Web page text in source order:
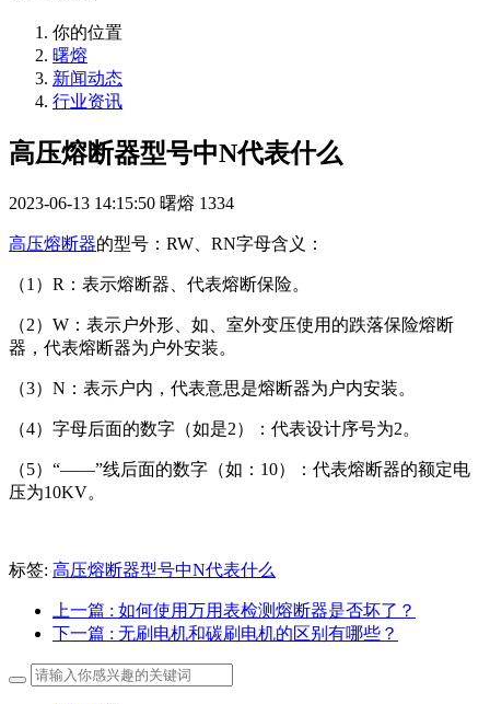
你的位置
曙熔
新闻动态
行业资讯
高压熔断器型号中N代表什么
2023-06-13 14:15:50 曙熔 1334
高压熔断器的型号：RW、RN字母含义：
（1）R：表示熔断器、代表熔断保险。
（2）W：表示户外形、如、室外变压使用的跌落保险熔断
器，代表熔断器为户外安装。
（3）N：表示户内，代表意思是熔断器为户内安装。
（4）字母后面的数字（如是2）：代表设计序号为2。
（5）“——”线后面的数字（如：10）：代表熔断器的额定电
压为10KV。
标签: 高压熔断器型号中N代表什么
上一篇 : 如何使用万用表检测熔断器是否坏了？
下一篇 : 无刷电机和碳刷电机的区别有哪些？